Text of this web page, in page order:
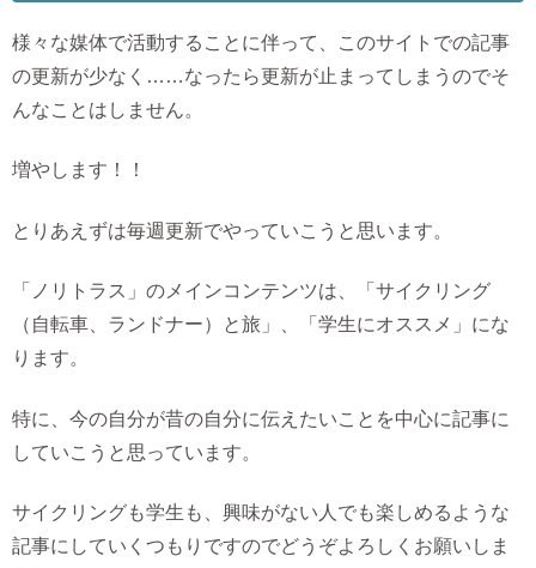
様々な媒体で活動することに伴って、このサイトでの記事
の更新が少なく……なったら更新が止まってしまうのでそ
んなことはしません。
増やします！！
とりあえずは毎週更新でやっていこうと思います。
「ノリトラス」のメインコンテンツは、「サイクリング
（自転車、ランドナー）と旅」、「学生にオススメ」にな
ります。
特に、今の自分が昔の自分に伝えたいことを中心に記事に
していこうと思っています。
サイクリングも学生も、興味がない人でも楽しめるような
記事にしていくつもりですのでどうぞよろしくお願いしま